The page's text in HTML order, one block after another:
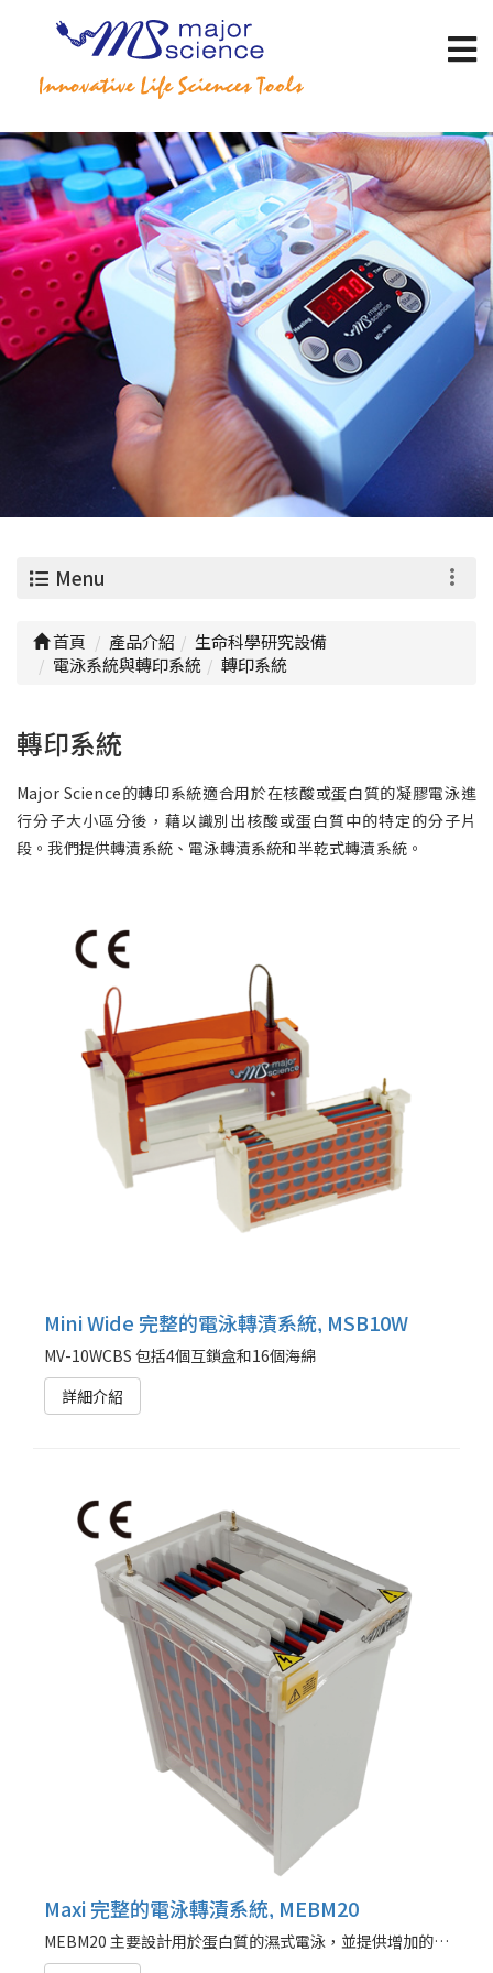
Menu
首頁 產品介紹
生命科學研究設備
電泳系統與轉印系統
轉印系統
轉印系統
Major Science的轉印系統適合用於在核酸或蛋白質的凝膠電泳進
行分子大小區分後，藉以識別出核酸或蛋白質中的特定的分子片
段。我們提供轉漬系統、電泳轉漬系統和半乾式轉漬系統。
Mini Wide 完整的電泳轉漬系統, MSB10W
MV-10WCBS 包括4個互鎖盒和16個海綿
詳細介紹
Maxi 完整的電泳轉漬系統, MEBM20
MEBM20 主要設計用於蛋白質的濕式電泳，並提供增加的容量和經濟特性的組合